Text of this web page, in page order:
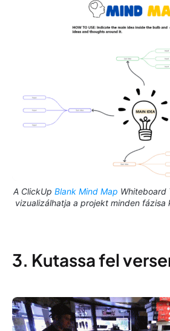
A ClickUp Blank Mind Map Whiteboard
vizualizálhatja a projekt minden
3. Kutassa fel